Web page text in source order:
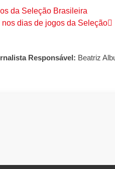
da Seleção Brasileira
dias de jogos da Seleção
Responsável: Beatriz